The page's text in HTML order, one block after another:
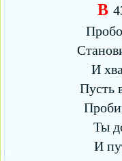
В
И
Пусть
Ты
И